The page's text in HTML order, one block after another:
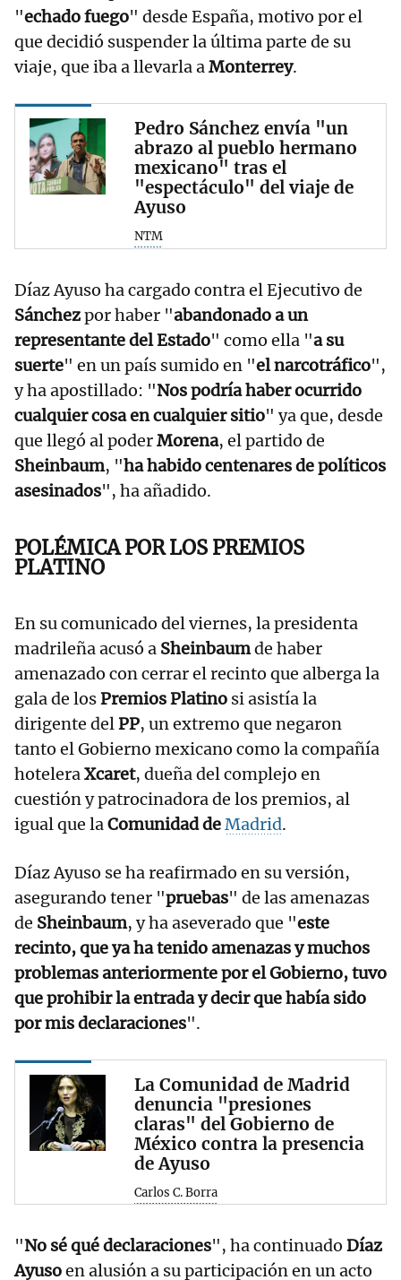
"echado fuego" desde España, motivo por el
que decidió suspender la última parte de su
viaje, que iba a llevarla aMonterrey.
Pedro Sánchez envía "un
abrazo al pueblo hermano
mexicano" tras el
"espectáculo" del viaje de
Ayuso
NTM
Díaz Ayuso ha cargado contra el Ejecutivo de
Sánchezpor haber "abandonado a un
representante del Estado" como ella "a su
suerte" en un país sumido en "el narcotráfico",
y ha apostillado: "Nos podría haber ocurrido
cualquier cosa en cualquier sitio" ya que, desde
que llegó al poderMorena, el partido de
Sheinbaum, "ha habido centenares de políticos
asesinados", ha añadido.
POLÉMICA POR LOS PREMIOS
PLATINO
En su comunicado del viernes, la presidenta
madrileña acusó a Sheinbaumde haber
amenazado con cerrar el recinto que alberga la
gala de losPremios Platino si asistía la
dirigente delPP, un extremo que negaron
tanto el Gobierno mexicano como la compañía
hoteleraXcaret, dueña del complejo en
cuestión y patrocinadora de los premios, al
igual que laComunidad deMadrid.
Díaz Ayuso se ha reafirmado en su versión,
asegurando tener "pruebas" de las amenazas
de Sheinbaum, y ha aseverado que "este
recinto, que ya ha tenido amenazas y muchos
problemas anteriormente por el Gobierno, tuvo
que prohibir la entrada y decir que había sido
por mis declaraciones".
La Comunidad de Madrid
denuncia "presiones
claras" del Gobierno de
México contra la presencia
de Ayuso
Carlos C. Borra
"No sé qué declaraciones", ha continuado Díaz
Ayusoen alusión a su participación en un acto